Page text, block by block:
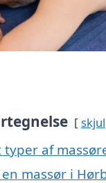
skjul
af
massør i